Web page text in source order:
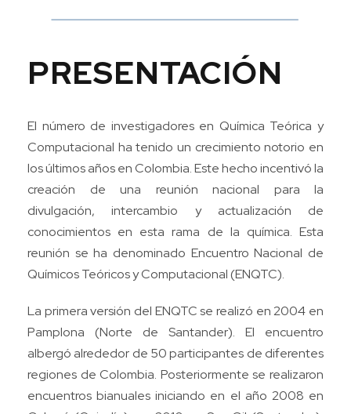
PRESENTACIÓN
El número de investigadores en Química Teórica y
Computacional ha tenido un crecimiento notorio en
los últimos años en Colombia. Este hecho incentivó la
creación de una reunión nacional para la
divulgación, intercambio y actualización de
conocimientos en esta rama de la química. Esta
reunión se ha denominado Encuentro Nacional de
Químicos Teóricos y Computacional (ENQTC).
La primera versión del ENQTC se realizó en 2004 en
Pamplona (Norte de Santander). El encuentro
albergó alrededor de 50 participantes de diferentes
regiones de Colombia. Posteriormente se realizaron
encuentros bianuales iniciando en el año 2008 en